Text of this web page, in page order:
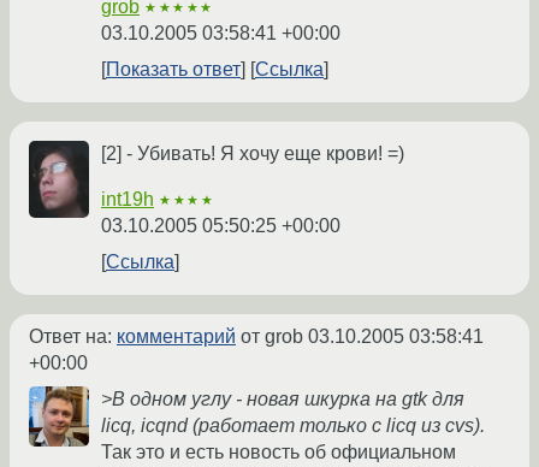
grob ★★★★★
03.10.2005 03:58:41 +00:00
Показать ответ
Ссылка
[2] - Убивать! Я хочу еще крови! =)
int19h ★★★★
03.10.2005 05:50:25 +00:00
Ссылка
Ответ на: комментарий от grob 03.10.2005 03:58:41
+00:00
>В одном углу - новая шкурка на gtk для
licq, icqnd (работает только с licq из cvs).
Так это и есть новость об официальном